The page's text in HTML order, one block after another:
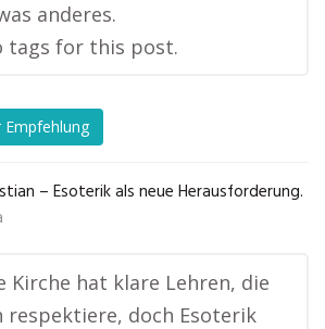
anderes.
tags for this post.
Empfehlung
– Esoterik als neue Herausforderung.
Kirche hat klare Lehren, die
respektiere, doch Esoterik